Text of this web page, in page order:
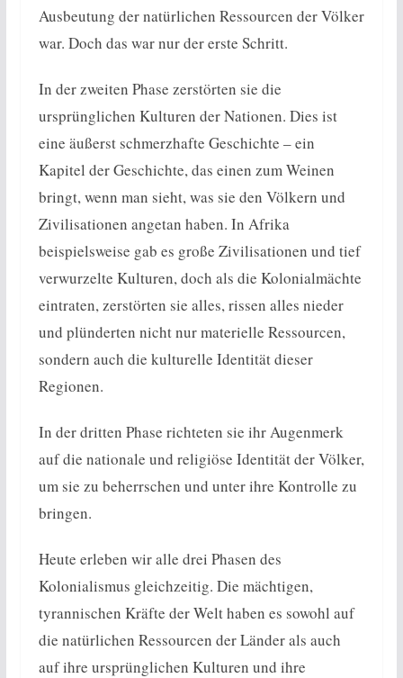
Ausbeutung der natürlichen Ressourcen der Völker
war. Doch das war nur der erste Schritt.
In der zweiten Phase zerstörten sie die
ursprünglichen Kulturen der Nationen. Dies ist
eine äußerst schmerzhafte Geschichte – ein
Kapitel der Geschichte, das einen zum Weinen
bringt, wenn man sieht, was sie den Völkern und
Zivilisationen angetan haben. In Afrika
beispielsweise gab es große Zivilisationen und tief
verwurzelte Kulturen, doch als die Kolonialmächte
eintraten, zerstörten sie alles, rissen alles nieder
und plünderten nicht nur materielle Ressourcen,
sondern auch die kulturelle Identität dieser
Regionen.
In der dritten Phase richteten sie ihr Augenmerk
auf die nationale und religiöse Identität der Völker,
um sie zu beherrschen und unter ihre Kontrolle zu
bringen.
Heute erleben wir alle drei Phasen des
Kolonialismus gleichzeitig. Die mächtigen,
tyrannischen Kräfte der Welt haben es sowohl auf
die natürlichen Ressourcen der Länder als auch
auf ihre ursprünglichen Kulturen und ihre